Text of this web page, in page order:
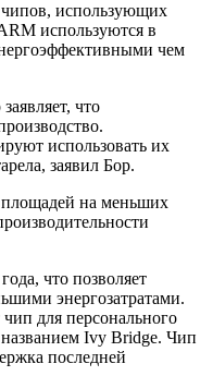
использующих
используются в
чем
что
использовать их
заявил Бор.
площадей на меньших
что позволяет
энергозатратами.
для персонального
Ivy Bridge. Чип
последней